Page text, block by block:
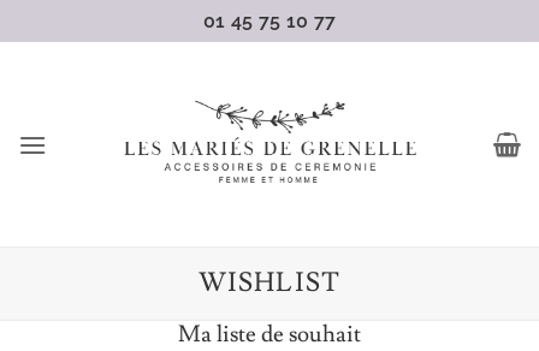
au
01 45 75 10 77
WISHLIST
Ma liste de souhait